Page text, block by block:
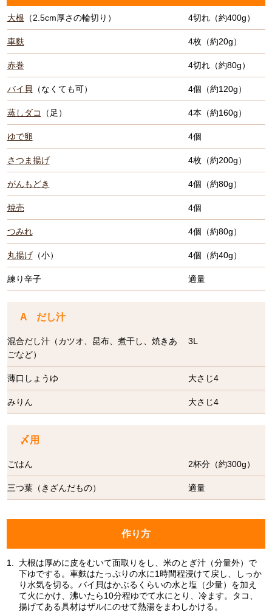
大根 （2.5cm厚さの輪切り） 4切れ（約400g）
車麩 4枚（約20g）
赤巻 4切れ（約80g）
バイ貝 （なくても可） 4個（約120g）
蒸しダコ （足） 4本（約160g）
ゆで卵 4個
さつま揚げ 4枚（約200g）
がんもどき 4個（約80g）
焼売 4個
つみれ 4個（約80g）
丸揚げ（小） 4個（約40g）
練り辛子 適量
A だし汁
混合だし汁（カツオ、昆布、煮干し、焼きあ
ごなど）
3L
薄口しょうゆ 大さじ4
みりん 大さじ4
〆用
ごはん 2杯分（約300g）
三つ葉（きざんだもの） 適量
作り方
1.
大根は厚めに皮をむいて面取りをし、米のとぎ汁（分量外）で
下ゆでする。車麩はたっぷりの水に1時間程浸けて戻し、しっか
り水気を切る。バイ貝はかぶるくらいの水と塩（少量）を加え
て火にかけ、沸いたら10分程ゆでて水にとり、冷ます。タコ、
揚げてある具材はザルにのせて熱湯をまわしかける。